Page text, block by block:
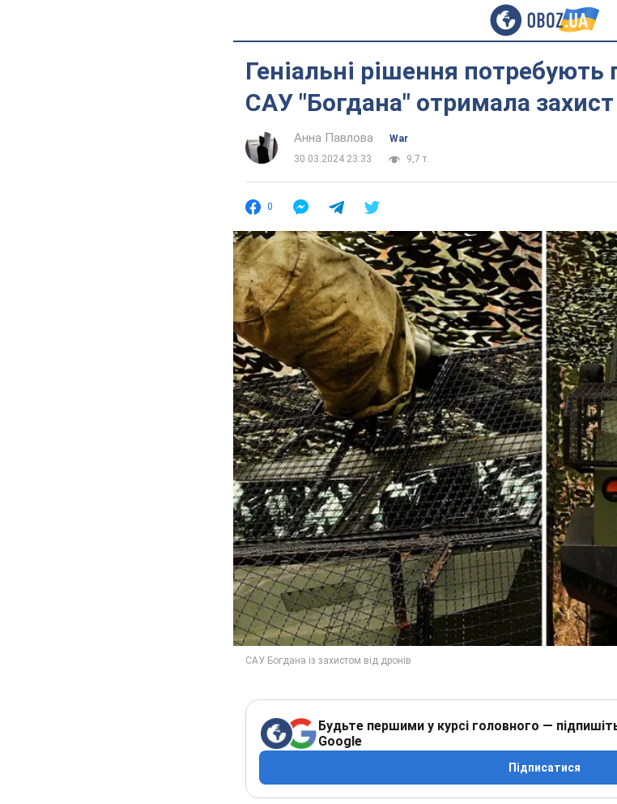
Геніальні рішення потребують
САУ "Богдана" отримала
Анна Павлова
War
30.03.2024 23:33
9,7 т.
0
Будьте першими у курсі головного —
Google
Підписатися